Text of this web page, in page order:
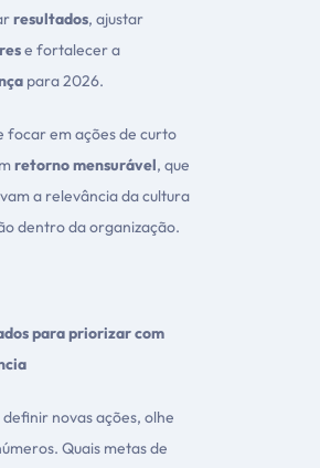
resultados, ajustar
e fortalecer a
para 2026.
focar em ações de curto
retorno mensurável, que
a relevância da cultura
dentro da organização.
para priorizar com
novas ações, olhe
Quais metas de